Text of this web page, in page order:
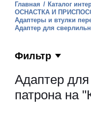
Главная
Каталог
ОСНАСТКА И
Адаптеры и втулки
Адаптер для
Фильтр
Адаптер
патрона на